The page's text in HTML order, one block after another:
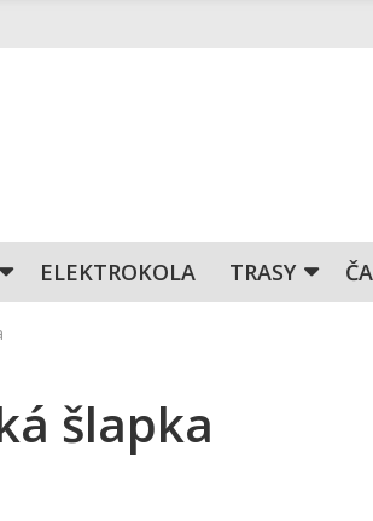
ELEKTROKOLA TRASY
šlapka